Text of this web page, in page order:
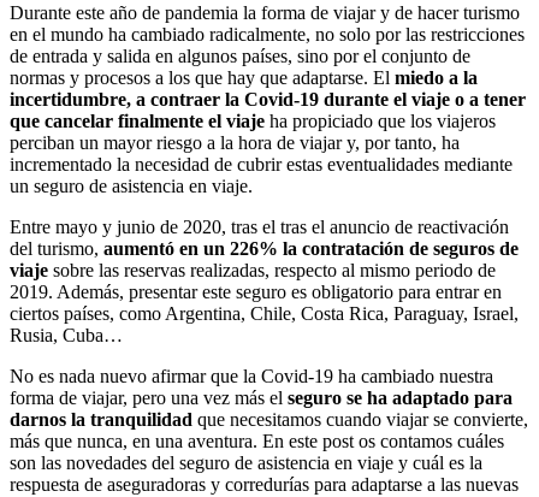
Durante este año de pandemia la forma de viajar y de hacer turismo
en el mundo ha cambiado radicalmente, no solo por las restricciones
de entrada y salida en algunos países, sino por el conjunto de
normas y procesos a los que hay que adaptarse. El miedo a la
incertidumbre, a contraer la Covid-19 durante el viaje o a tener
que cancelar finalmente el viaje ha propiciado que los viajeros
perciban un mayor riesgo a la hora de viajar y, por tanto, ha
incrementado la necesidad de cubrir estas eventualidades mediante
un seguro de asistencia en viaje.
Entre mayo y junio de 2020, tras el tras el anuncio de reactivación
del turismo, aumentó en un 226% la contratación de seguros de
viaje sobre las reservas realizadas, respecto al mismo periodo de
2019. Además, presentar este seguro es obligatorio para entrar en
ciertos países, como Argentina, Chile, Costa Rica, Paraguay, Israel,
Rusia, Cuba…
No es nada nuevo afirmar que la Covid-19 ha cambiado nuestra
forma de viajar, pero una vez más el seguro se ha adaptado para
darnos la tranquilidad que necesitamos cuando viajar se convierte,
más que nunca, en una aventura. En este post os contamos cuáles
son las novedades del seguro de asistencia en viaje y cuál es la
respuesta de aseguradoras y corredurías para adaptarse a las nuevas